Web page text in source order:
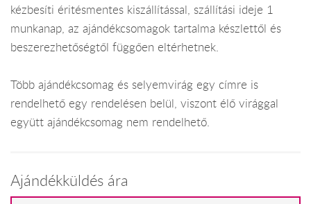
kézbesíti éritésmentes kiszállítással, szállítási ideje 1
munkanap, az ajándékcsomagok tartalma készlettől és
beszerezhetőségtől függően eltérhetnek.
Több ajándékcsomag és selyemvirág egy címre is
rendelhető egy rendelésen belül, viszont élő virággal
együtt ajándékcsomag nem rendelhető.
Ajándékküldés ára